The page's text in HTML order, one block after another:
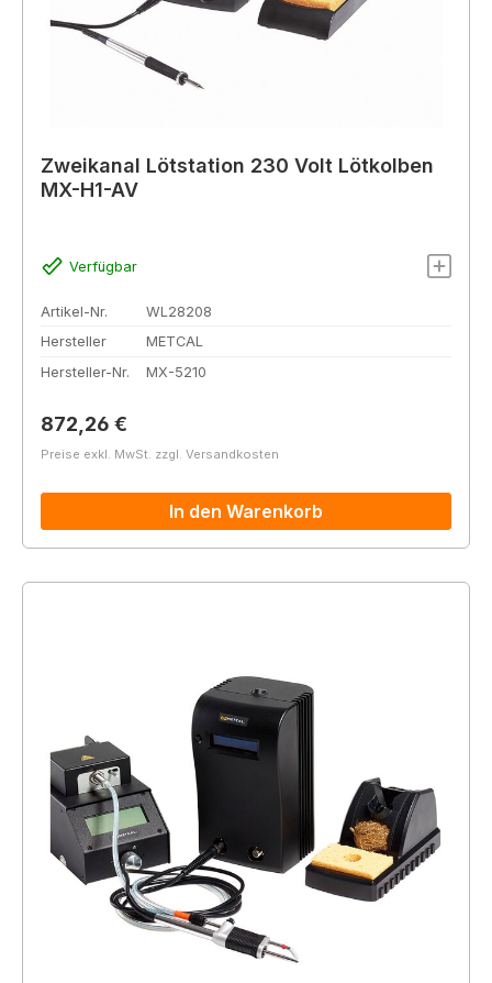
Zweikanal Lötstation 230 Volt Lötkolben
MX-H1-AV
Verfügbar
Artikel-Nr.
WL28208
Hersteller
METCAL
Hersteller-Nr.
MX-5210
Regulärer Preis:
872,26 €
Preise exkl. MwSt. zzgl. Versandkosten
In den Warenkorb